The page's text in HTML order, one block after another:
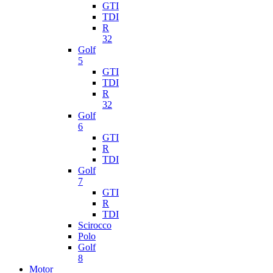
GTI
TDI
R
32
Golf
5
GTI
TDI
R
32
Golf
6
GTI
R
TDI
Golf
7
GTI
R
TDI
Scirocco
Polo
Golf
8
Motor